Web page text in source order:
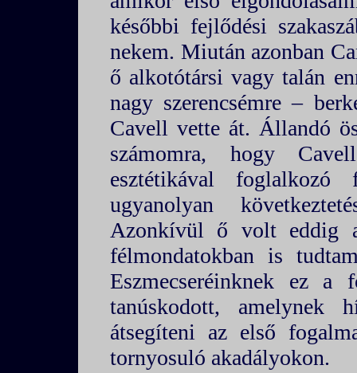
későbbi fejlődési
nekem. Miután azonban
ő alkotótársi vagy talán
nagy szerencsémre –
Cavell vette át. Állandó
számomra, hogy
esztétikával foglalkozó
ugyanolyan
Azonkívül ő volt eddig
félmondatokban is
Eszmecseréinknek ez a
tanúskodott, amelynek
átsegíteni az első
tornyosuló akadályokon.